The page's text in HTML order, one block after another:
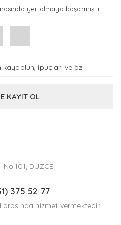
yer almaya başarmıştır.
KAYIT OL
DÜZCE
375 52 77
hizmet vermektedir.